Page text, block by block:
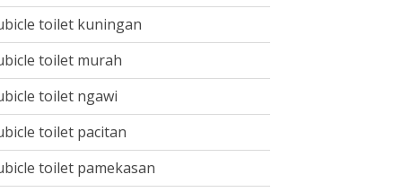
toilet kuningan
toilet murah
toilet ngawi
toilet pacitan
toilet pamekasan